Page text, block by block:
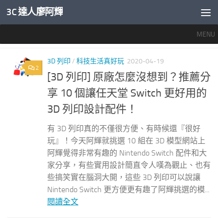
內文下方
3C 達人廖阿輝
MENU
2
3D 列印 / 科技生活真好玩 2020-04-19
[3D 列印] 原廠怎麼沒想到？推薦分
享 10 個讓任天堂 Switch 更好用的
3D 列印設計配件！
有 3D 列印真的不僅很方便、有時候還『很好
玩』！今天阿輝就挑選 10 組在 3D 模型網站上
阿輝覺得非常有趣的 Nintendo Switch 配件和大
家分享，有些實用設計簡直令人嘆為觀止、也有
些搞笑實在腦洞大開，這些 3D 列印可以說讓
Nintendo Switch 更方便更有趣了阿輝挑選的模...
閱讀全文